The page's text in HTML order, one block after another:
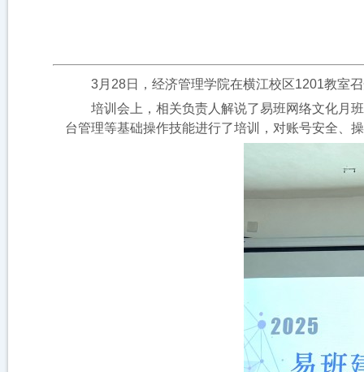
3月28日，经济管理学院在横江校区1201教室召
培训会上，相关负责人解说了易班网络文化月班
台管理等基础操作技能进行了培训，对账号安全、